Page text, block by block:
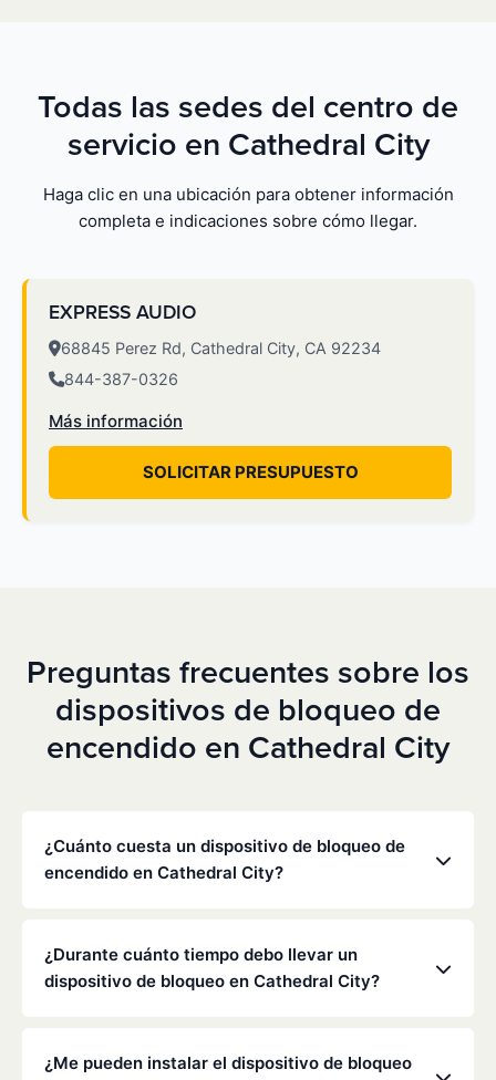
Todas las sedes del centro de
servicio en Cathedral City
Haga clic en una ubicación para obtener información
completa e indicaciones sobre cómo llegar.
EXPRESS AUDIO
68845 Perez Rd, Cathedral City, CA 92234
844-387-0326
Más información
SOLICITAR PRESUPUESTO
Preguntas frecuentes sobre los
dispositivos de bloqueo de
encendido en Cathedral City
¿Cuánto cuesta un dispositivo de bloqueo de
encendido en Cathedral City?
concreta, pero Low Cost Interlock ofrece tarifas
mensuales competitivas sin gastos ocultos. Ponte
de los clientes pagan entre 70 y 100 dólares al mes,
¿Durante cuánto tiempo debo llevar un
dispositivo de bloqueo en Cathedral City?
dispositivo de bloqueo la determinan el
¿Me pueden instalar el dispositivo de bloqueo